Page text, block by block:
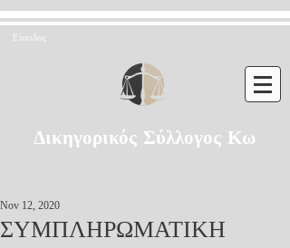
Είσοδος
Δικηγορικός Σύλλογος Κω
ΣΥΜΠΛΗΡΩΜΑΤΙΚΗ
Nov 12, 2020